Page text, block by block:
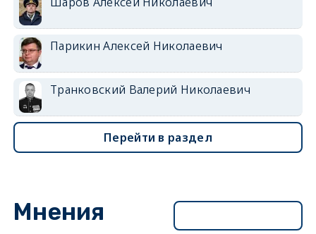
Парикин Алексей Николаевич
Транковский Валерий Николаевич
Перейти в раздел
Мнения